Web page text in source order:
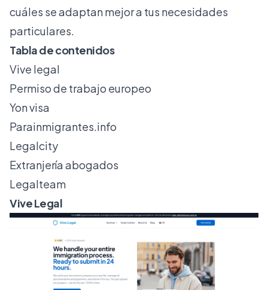
cuáles se adaptan mejor a tus necesidades
particulares.
Tabla de contenidos
Vive legal
Permiso de trabajo europeo
Yon visa
Parainmigrantes.info
Legalcity
Extranjería abogados
Legalteam
Vive Legal